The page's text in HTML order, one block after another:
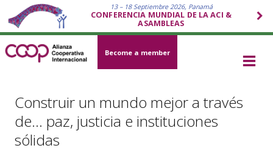
13 – 18 Septiembre 2026, Panamá
CONFERENCIA MUNDIAL DE LA ACI &
ASAMBLEAS
Become a member
Construir un mundo mejor a través
de… paz, justicia e instituciones
sólidas